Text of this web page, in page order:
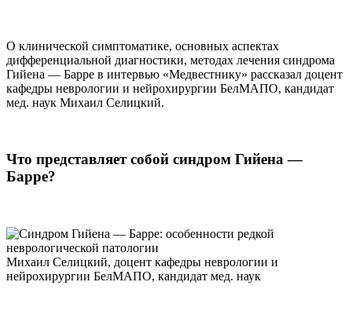
О клинической симптоматике, основных аспектах
дифференциальной диагностики, методах лечения синдрома
Гийена — Барре в интервью «Медвестнику» рассказал доцент
кафедры неврологии и нейрохирургии БелМАПО, кандидат
мед. наук Михаил Селицкий.
Что представляет собой синдром Гийена —
Барре?
Михаил Селицкий, доцент кафедры неврологии и
нейрохирургии БелМАПО, кандидат мед. наук